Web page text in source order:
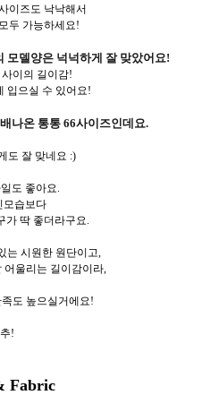
이즈도 낙낙해서
두 가능하세요!
모델양은 넉넉하게 잘 맞았어요!
이의 길이감!
입으실 수 있어요!
나온 통통 66사이즈인데요.
도 잘 맞네요 :)
도 좋아요.
모습보다
가 딱 좋더라구요.
는 시원한 원단이고,
울리는 길이감이라,
도 높으실거에요!
!
Fabric